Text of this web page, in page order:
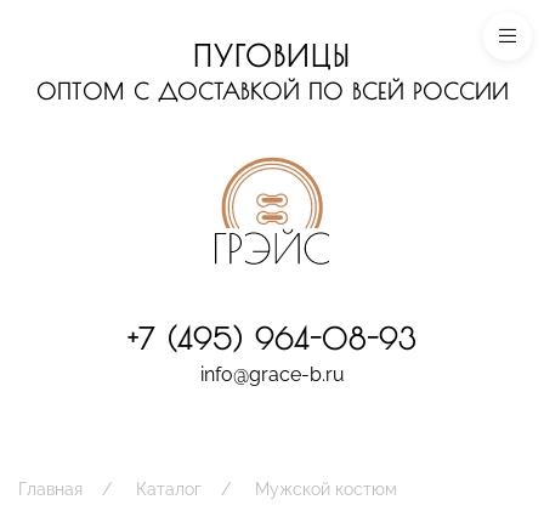
ПУГОВИЦЫ
ОПТОМ С ДОСТАВКОЙ ПО ВСЕЙ РОССИИ
+7 (495) 964-08-93
info@grace-b.ru
Главная Каталог Мужской костюм